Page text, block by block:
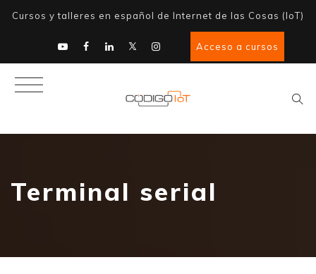
Cursos y talleres en español de Internet de las Cosas (IoT)
Acceso a cursos
Terminal serial